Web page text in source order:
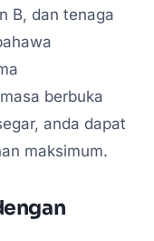
B, dan tenaga
berbuka
anda dapat
maksimum.